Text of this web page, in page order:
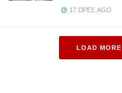
17 ΏΡΕΣ AGO
LOAD MORE